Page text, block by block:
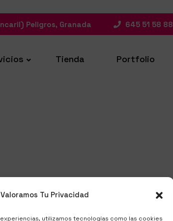
Valoramos Tu Privacidad
utilizamos tecnologías como las cookies
Peligros, Granada 645 51 58 88
Tienda Portfolio